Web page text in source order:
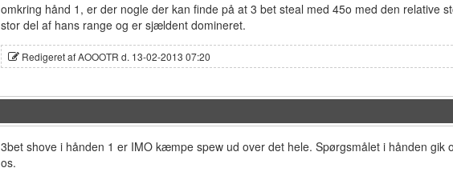
omkring hånd 1, er der nogle der kan finde på at 3 bet steal med 45o med den relative
stor del af hans range og er sjældent domineret.
Redigeret af AOOOTR d. 13-02-2013 07:20
3bet shove i hånden 1 er IMO kæmpe spew ud over det hele. Spørgsmålet i hånden gik
os.